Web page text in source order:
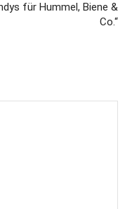
für Hummel, Biene &
Co.“